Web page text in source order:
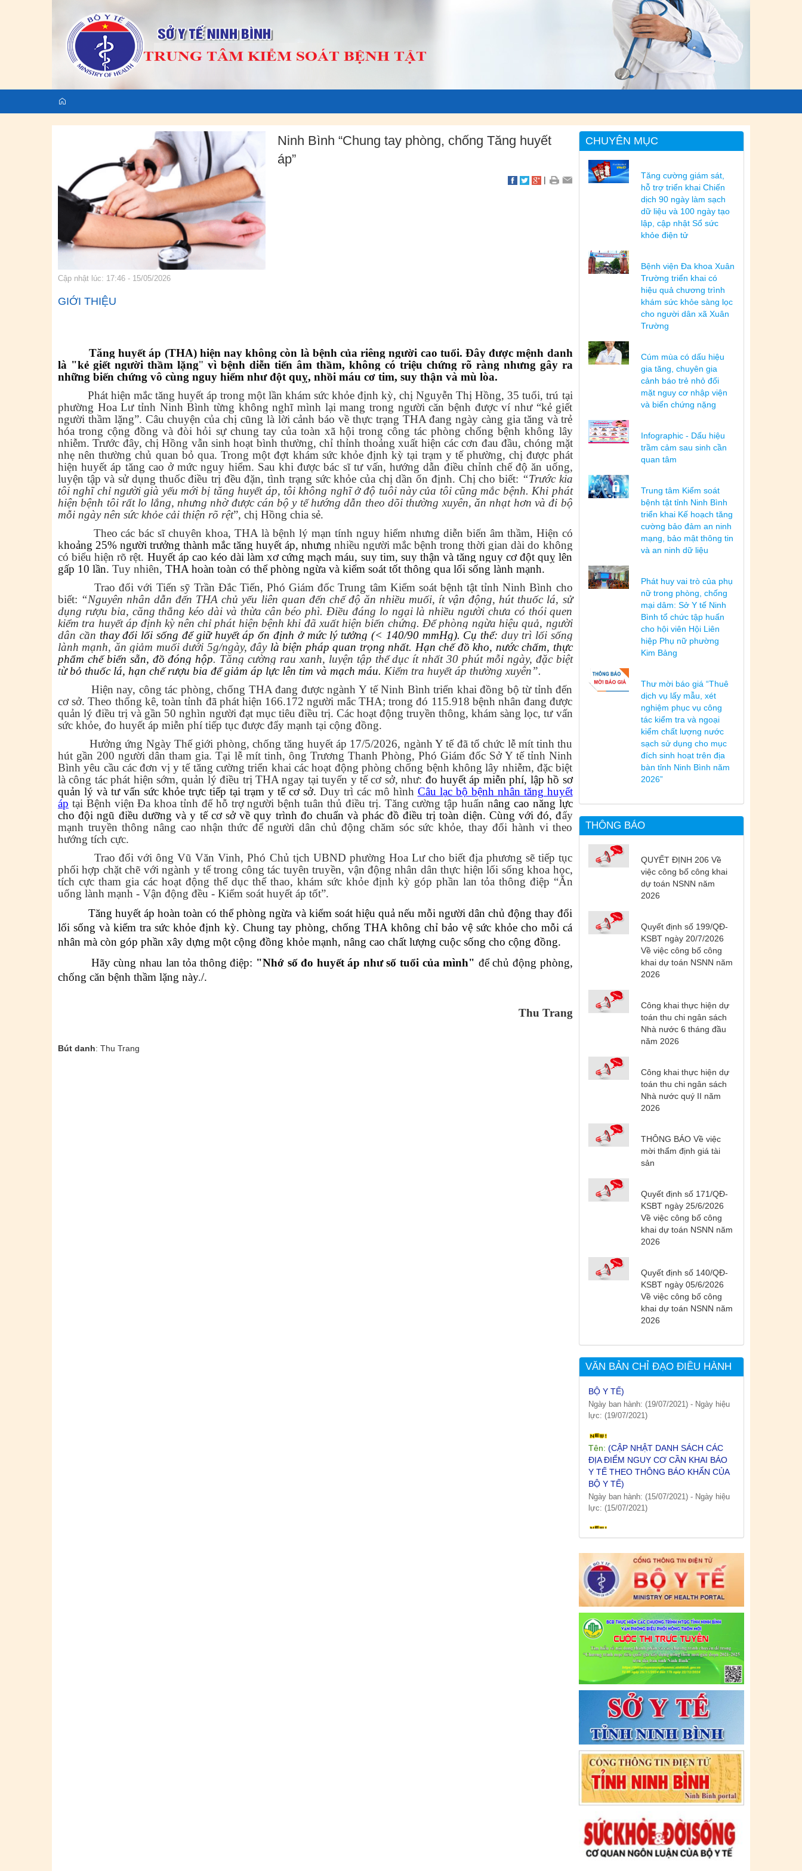
Cập nhật lúc: 17:46 - 15/05/2026
Ninh Bình “Chung tay phòng, chống Tăng huyết
áp”
|
GIỚI THIỆU
Tăng huyết áp (THA) hiện nay không còn là bệnh của riêng người cao tuổi. Đây được mệnh danh
là "kẻ giết người thầm lặng" vì bệnh diễn tiến âm thầm, không có triệu chứng rõ ràng nhưng gây ra
những biến chứng vô cùng nguy hiểm như đột quỵ, nhồi máu cơ tim, suy thận và mù lòa.
Phát hiện mắc tăng huyết áp trong một lần khám sức khỏe định kỳ, chị Nguyễn Thị Hồng, 35 tuổi, trú tại
phường Hoa Lư tỉnh Ninh Bình từng không nghĩ mình lại mang trong người căn bệnh được ví như “kẻ giết
người thầm lặng”. Câu chuyện của chị cũng là lời cảnh báo về thực trạng THA đang ngày càng gia tăng và trẻ
hóa trong cộng đồng và đòi hỏi sự chung tay của toàn xã hội trong công tác phòng chống bệnh không lây
nhiễm. Trước đây, chị Hồng vẫn sinh hoạt bình thường, chỉ thỉnh thoảng xuất hiện các cơn đau đầu, chóng mặt
nhẹ nên thường chủ quan bỏ qua. Trong một đợt khám sức khỏe định kỳ tại trạm y tế phường, chị được phát
hiện huyết áp tăng cao ở mức nguy hiểm. Sau khi được bác sĩ tư vấn, hướng dẫn điều chỉnh chế độ ăn uống,
luyện tập và sử dụng thuốc điều trị đều đặn, tình trạng sức khỏe của chị dần ổn định. Chị cho biết: “Trước kia
tôi nghĩ chỉ người già yếu mới bị tăng huyết áp, tôi không nghĩ ở độ tuôi này của tôi cũng mắc bệnh. Khi phát
hiện bệnh tôi rất lo lắng, nhưng nhờ được cán bộ y tế hướng dẫn theo dõi thường xuyên, ăn nhạt hơn và đi bộ
mỗi ngày nên sức khỏe cải thiện rõ rệt”, chị Hồng chia sẻ.
Theo các bác sĩ chuyên khoa, THA là bệnh lý mạn tính nguy hiểm nhưng diễn biến âm thầm, Hiện có
khoảng 25% người trưởng thành mắc tăng huyết áp, nhưngnhiều người mắc bệnh trong thời gian dài do không
có biểu hiện rõ rệt. Huyết áp cao kéo dài làm xơ cứng mạch máu, suy tim, suy thận và tăng nguy cơ đột quỵ lên
gấp 10 lần. Tuy nhiên, THA hoàn toàn có thể phòng ngừa và kiểm soát tốt thông qua lối sống lành mạnh.
Trao đổi với Tiến sỹ Trần Đắc Tiến, Phó Giám đốc Trung tâm Kiểm soát bệnh tật tỉnh Ninh Bình cho
biết: “Nguyên nhân dẫn đến THA chủ yếu liên quan đến chế độ ăn nhiều muối, ít vận động, hút thuốc lá, sử
dụng rượu bia, căng thẳng kéo dài và thừa cân béo phì. Điều đáng lo ngại là nhiều người chưa có thói quen
kiểm tra huyết áp định kỳ nên chỉ phát hiện bệnh khi đã xuất hiện biến chứng. Để phòng ngừa hiệu quả, người
dân cần thay đổi lối sống để giữ huyết áp ổn định ở mức lý tưởng (< 140/90 mmHg). Cụ thể:duy trì lối sống
lành mạnh, ăn giảm muối dưới 5g/ngày, đây là biện pháp quan trọng nhất. Hạn chế đồ kho, nước chấm, thực
phẩm chế biến sẵn, đồ đóng hộp. Tăng cường rau xanh, luyện tập thể dục ít nhất 30 phút mỗi ngày, đặc biệt
từ bỏ thuốc lá, hạn chế rượu bia để giảm áp lực lên tim và mạch máu. Kiểm tra huyết áp thường xuyên”.
Hiện nay, công tác phòng, chống THA đang được ngành Y tế Ninh Bình triển khai đồng bộ từ tỉnh đến
cơ sở. Theo thống kê, toàn tỉnh đã phát hiện 166.172 người mắc THA; trong đó 115.918 bệnh nhân đang được
quản lý điều trị và gần 50 nghìn người đạt mục tiêu điều trị. Các hoạt động truyền thông, khám sàng lọc, tư vấn
sức khỏe, đo huyết áp miễn phí tiếp tục được đẩy mạnh tại cộng đồng.
Hưởng ứng Ngày Thế giới phòng, chống tăng huyết áp 17/5/2026, ngành Y tế đã tổ chức lễ mít tinh thu
hút gần 200 người dân tham gia. Tại lễ mít tinh, ông Trương Thanh Phòng, Phó Giám đốc Sở Y tế tỉnh Ninh
Bình yêu cầu các đơn vị y tế tăng cường triển khai các hoạt động phòng chống bệnh không lây nhiễm, đặc biệt
là công tác phát hiện sớm, quản lý điều trị THA ngay tại tuyến y tế cơ sở, như: đo huyết áp miễn phí, lập hồ sơ
quản lý và tư vấn sức khỏe trực tiếp tại trạm y tế cơ sở. Duy trì các mô hình Câu lạc bộ bệnh nhân tăng huyết
áp tại Bệnh viện Đa khoa tỉnh để hỗ trợ người bệnh tuân thủ điều trị. Tăng cường tập huấn nâng cao năng lực
cho đội ngũ điều dưỡng và y tế cơ sở về quy trình đo chuẩn và phác đồ điều trị toàn diện. Cùng với đó, đẩy
mạnh truyền thông nâng cao nhận thức để người dân chủ động chăm sóc sức khỏe, thay đổi hành vi theo
hướng tích cực.
Trao đổi với ông Vũ Văn Vinh, Phó Chủ tịch UBND phường Hoa Lư cho biết địa phương sẽ tiếp tục
phối hợp chặt chẽ với ngành y tế trong công tác tuyên truyền, vận động nhân dân thực hiện lối sống khoa học,
tích cực tham gia các hoạt động thể dục thể thao, khám sức khỏe định kỳ góp phần lan tỏa thông điệp “Ăn
uống lành mạnh - Vận động đều - Kiểm soát huyết áp tốt”.
Tăng huyết áp hoàn toàn có thể phòng ngừa và kiểm soát hiệu quả nếu mỗi người dân chủ động thay đổi
lối sống và kiểm tra sức khỏe định kỳ. Chung tay phòng, chống THA không chỉ bảo vệ sức khỏe cho mỗi cá
nhân mà còn góp phần xây dựng một cộng đồng khỏe mạnh, nâng cao chất lượng cuộc sống cho cộng đồng.
Hãy cùng nhau lan tỏa thông điệp: "Nhớ số đo huyết áp như số tuổi của mình" để chủ động phòng,
chống căn bệnh thầm lặng này./.
Thu Trang
Bút danh: Thu Trang
CHUYÊN MỤC
Tăng cường giám sát,
hỗ trợ triển khai Chiến
dịch 90 ngày làm sạch
dữ liệu và 100 ngày tạo
lập, cập nhật Sổ sức
khỏe điện tử
Bệnh viện Đa khoa Xuân
Trường triển khai có
hiệu quả chương trình
khám sức khỏe sàng lọc
cho người dân xã Xuân
Trường
Cúm mùa có dấu hiệu
gia tăng, chuyên gia
cảnh báo trẻ nhỏ đối
mặt nguy cơ nhập viện
và biến chứng nặng
Infographic - Dấu hiệu
trầm cảm sau sinh cần
quan tâm
Trung tâm Kiểm soát
bệnh tật tỉnh Ninh Bình
triển khai Kế hoạch tăng
cường bảo đảm an ninh
mạng, bảo mật thông tin
và an ninh dữ liệu
Phát huy vai trò của phụ
nữ trong phòng, chống
mại dâm: Sở Y tế Ninh
Bình tổ chức tập huấn
cho hội viên Hội Liên
hiệp Phụ nữ phường
Kim Bảng
Thư mời báo giá “Thuê
dịch vụ lấy mẫu, xét
nghiệm phục vụ công
tác kiểm tra và ngoại
kiểm chất lượng nước
sạch sử dụng cho mục
đích sinh hoạt trên địa
bàn tỉnh Ninh Bình năm
2026”
THÔNG BÁO
QUYẾT ĐỊNH 206 Về
việc công bố công khai
dự toán NSNN năm
2026
Quyết định số 199/QĐ-
KSBT ngày 20/7/2026
Về việc công bố công
khai dự toán NSNN năm
2026
Công khai thực hiện dự
toán thu chi ngân sách
Nhà nước 6 tháng đầu
năm 2026
Công khai thực hiện dự
toán thu chi ngân sách
Nhà nước quý II năm
2026
THÔNG BÁO Về việc
mời thẩm định giá tài
sản
Quyết định số 171/QĐ-
KSBT ngày 25/6/2026
Về việc công bố công
khai dự toán NSNN năm
2026
Quyết định số 140/QĐ-
KSBT ngày 05/6/2026
Về việc công bố công
khai dự toán NSNN năm
2026
VĂN BẢN CHỈ ĐẠO ĐIỀU HÀNH
(DANH SÁCH CÁC ĐỊA
PHƯƠNG ĐANG THỰC HIỆN CÁCH
LY XÃ HỘI VÀ GIÃN CÁCH XÃ HỘI
TÍNH ĐẾN 17H NGÀY 25/7/2021)
Ngày ban hành: (26/07/2021) -Ngày hiệu
lực: (26/07/2021)
Y TẾ THEO THÔNG BÁO KHẨN CỦA
BỘ Y TẾ)
Ngày ban hành: (19/07/2021)
lực: (19/07/2021)
Tên:
ĐỊA ĐIỂM NGUY CƠ CẦN KHAI BÁO
Y TẾ THEO THÔNG BÁO KHẨN CỦA
BỘ Y TẾ)
Ngày ban hành: (15/07/2021)
lực: (15/07/2021)
Tên:
ĐỊA ĐIỂM NGUY CƠ CẦN KHAI BÁO
BỘ Y TẾ)
Ngày ban hành: (12/07/2021) -Ngày hiệu
lực: (12/07/2021)
Tên:
(CẬP NHẬT DANH SÁCH CÁC
ĐỊA ĐIỂM NGUY CƠ CẦN KHAI BÁO
Y TẾ THEO THÔNG BÁO KHẨN CỦA
BỘ Y TẾ)
Ngày ban hành: (09/07/2021) -Ngày hiệu
lực: (09/07/2021)
Tên:(CẬP NHẬT DANH SÁCH CÁC
ĐỊA ĐIỂM NGUY CƠ CẦN KHAI BÁO
Y TẾ THEO THÔNG BÁO KHẨN CỦA
BỘ Y TẾ)
Ngày ban hành: (06/07/2021) -Ngày hiệu
lực: (06/07/2021)
Tên:(CẬP NHẬT DANH SÁCH CÁC
Y TẾ THEO THÔNG BÁO KHẨN CỦA
BỘ Y TẾ)
Ngày ban hành: (02/07/2021) -Ngày hiệu